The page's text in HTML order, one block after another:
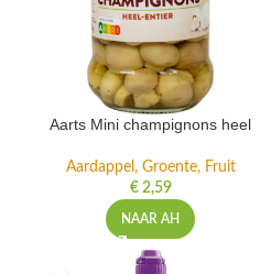
Aarts Mini champignons heel
Aardappel, Groente, Fruit
€2,59
NAAR AH